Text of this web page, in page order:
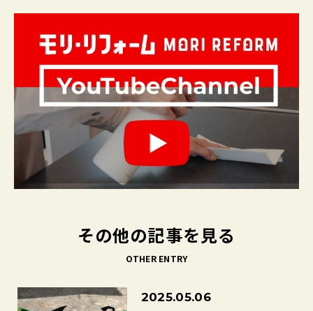
その他の記事を見る
OTHER ENTRY
2025.05.06